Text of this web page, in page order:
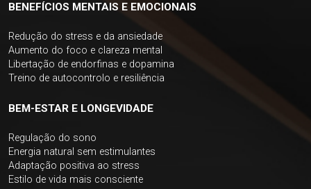
BENEFÍCIOS MENTAIS E EMOCIONAIS
Redução do stress e da ansiedade
Aumento do foco e clareza mental
Libertação de endorfinas e dopamina
Treino de autocontrolo e resiliência
BEM-ESTAR E LONGEVIDADE
Regulação do sono
Energia natural sem estimulantes
Adaptação positiva ao stress
Estilo de vida mais consciente